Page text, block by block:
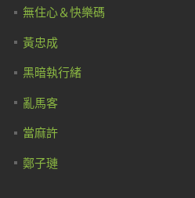
無住心＆快樂碼
黃忠成
黑暗執行緒
亂馬客
當麻許
鄭子璉